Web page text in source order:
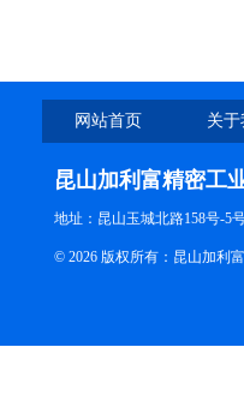
网站首页 关
昆山加利富精密工
地址：昆山玉城北路158号-5
© 2026 版权所有：昆山加利